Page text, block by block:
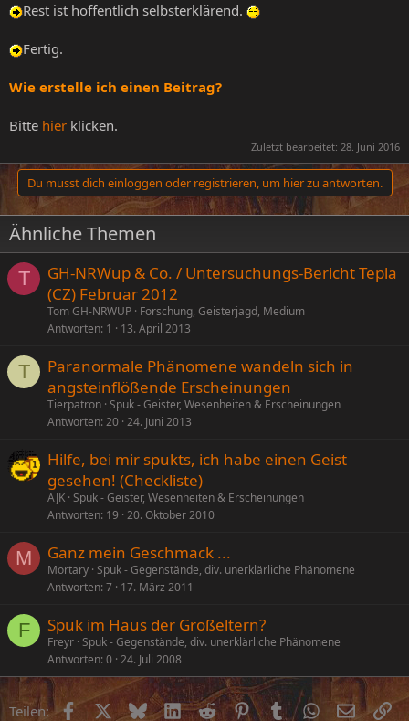
Rest ist hoffentlich selbsterklärend.
Fertig.
Wie erstelle ich einen Beitrag?
Bitte hier klicken.
Zuletzt bearbeitet: 28. Juni 2016
Du musst dich einloggen oder registrieren, um hier zu antworten.
Ähnliche Themen
T
GH-NRWup & Co. / Untersuchungs-Bericht Tepla
(CZ) Februar 2012
Tom GH-NRWUP Forschung, Geisterjagd, Medium
Antworten 1 13. April 2013
T
Paranormale Phänomene wandeln sich in
angsteinflößende Erscheinungen
Tierpatron Spuk - Geister, Wesenheiten & Erscheinungen
Antworten 20 24. Juni 2013
Hilfe, bei mir spukts, ich habe einen Geist
gesehen! (Checkliste)
AJK Spuk - Geister, Wesenheiten & Erscheinungen
Antworten 19 20. Oktober 2010
M Ganz mein Geschmack ...
Mortary Spuk - Gegenstände, div. unerklärliche Phänomene
Antworten 7 17. März 2011
F Spuk im Haus der Großeltern?
Freyr Spuk - Gegenstände, div. unerklärliche Phänomene
Antworten 0 24. Juli 2008
Teilen: FacebookX (Twitter)
BlueskyLinkedInRedditPinterestTumblr WhatsApp
E-Mail